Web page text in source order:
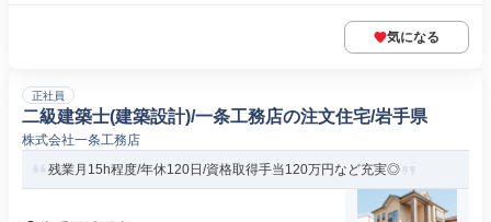
気になる
正社員
二級建築士(建築設計)/一条工務店の注文住宅/岩手県
株式会社一条工務店
残業月15h程度/年休120日/資格取得手当120万円など充実◎